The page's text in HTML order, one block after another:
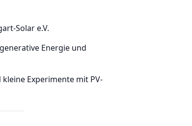
Solar e.V.
Energie und
Experimente mit PV-